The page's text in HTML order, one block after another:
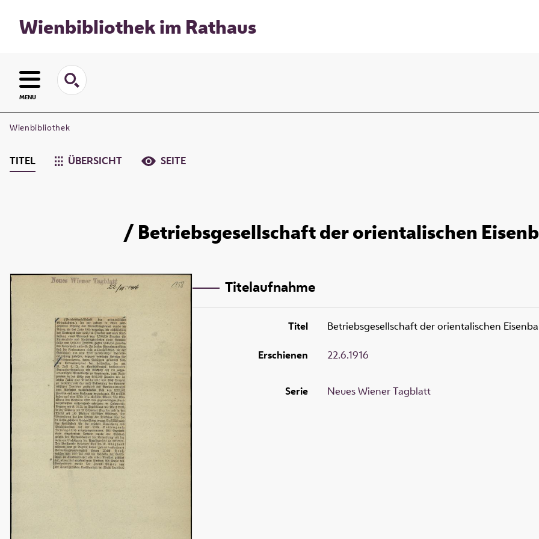
Wienbibliothek im Rathaus
MENU
Wienbibliothek
TITEL ÜBERSICHT SEITE
/ Betriebsgesellschaft der orientalischen
Titelaufnahme
Titel Betriebsgesellschaft der orientalischen
Erschienen 22.6.1916
Serie Neues Wiener Tagblatt